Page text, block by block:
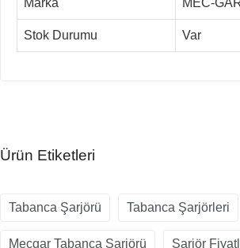
Marka MEC-
Stok Durumu Var
Ürün Etiketleri
Tabanca Şarjörü Tabanca Şarjörleri
Mecgar Tabanca Şarjörü Şarjör